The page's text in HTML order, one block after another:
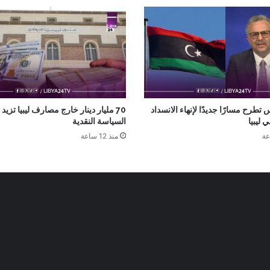
تطرح مسارًا جديدًا لإنهاء الانسداد
ليبيا
70 مليار دينار خارج مصارف ليبيا
السياسة النقدية
منذ 12 ساعة